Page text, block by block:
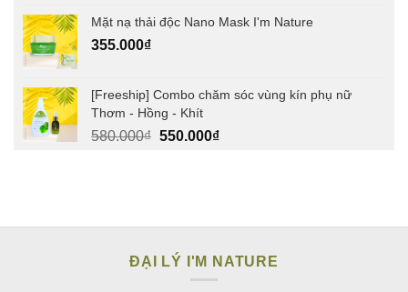
Mặt nạ thải độc Nano Mask I'm Nature
355.000₫
[Freeship] Combo chăm sóc vùng kín phụ nữ
Thơm - Hồng - Khít
580.000₫ Giá
550.000₫Giá
ĐẠI LÝ I'M NATURE